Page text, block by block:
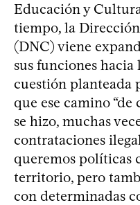
Educación y
tiempo, la
(DNC) viene
sus funciones
cuestión planteada
que ese camino
se hizo, muchas
contrataciones
queremos políticas
territorio, pero
con determinadas